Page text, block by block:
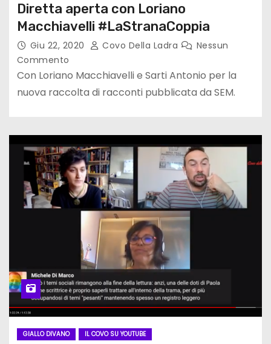
Diretta aperta con Loriano
Macchiavelli #LaStranaCoppia
Giu 22, 2020 Covo Della Ladra
Nessun
Commento
Con Loriano Macchiavelli e Sarti Antonio per la
nuova raccolta di racconti pubblicata da SEM.
GIALLO DIVANO IL COVO SU YOUTUBE